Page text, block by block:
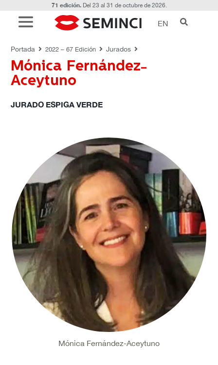
71 edición.Del 23 al 31 de octubre de 2026.
EN
Portada 2022 – 67 Edición Jurados
Mónica Fernández-
Aceytuno
JURADO ESPIGA VERDE
Mónica Fernández-Aceytuno